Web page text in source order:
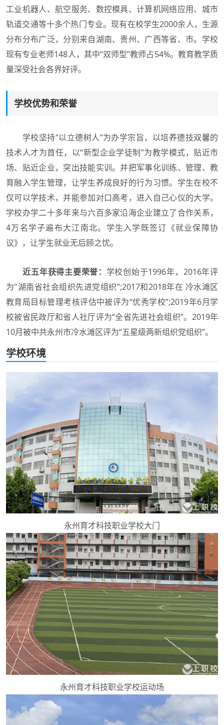
工业机器人、航空服务、数控模具、计算机网络应用、城市
轨道交通等十多个热门专业。现有在校学生2000余人，生源
分布分布广泛，分别来自湖南、贵州、广西等省、市。学校
现有专业老师148人，其中“双师型”教师占54%。教育教学质
量深受社会各界好评。
学校优势和荣誉
学校坚持“以立德树人”为办学宗旨，以培养德技双馨的
技术人才为首任，以“新型企业学徒制”为教学模式，贴近市
场、贴近企业，突出技能实训。并把军事化训练、管理、教
育融入学生管理，让学生养成良好的行为习惯。学生在校不
仅可以学技术，并能参加对口高考，进入自己心仪的大学。
学校办学二十多年来与六百多家沿海企业建立了合作关系，
4万名学子遍布大江南北。学生入学既签订《就业保障协
议》，让学生就业无后顾之忧。
近五年获得主要荣誉： 学校创始于1996年，2016年评
为"湖南省社会组织先进党组织”;2017和2018年在 冷水滩区
教育局目标管理考核评估中被评为“优秀学校”;2019年6月学
校被省民政厅和省人社厅评为“全省先进社会组织”。2019年
10月被中共永州市冷水滩区评为“五星级两新组织党组织”。
学校环境
永州育才科技职业学校大门
永州育才科技职业学校运动场